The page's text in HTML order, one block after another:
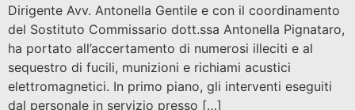
Dirigente Avv. Antonella Gentile e con il coordinamento
del Sostituto Commissario dott.ssa Antonella Pignataro,
ha portato all’accertamento di numerosi illeciti e al
sequestro di fucili, munizioni e richiami acustici
elettromagnetici. In primo piano, gli interventi eseguiti
dal personale in servizio presso […]